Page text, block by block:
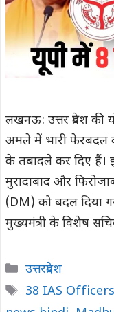
लखनऊ: उत्तर प्रदेश की
अमले में भारी फेरबदल
के तबादले कर दिए हैं।
मुरादाबाद और
(DM) को बदल दिया
मुख्यमंत्री के विशेष
Categories
उत्तरप्रदेश
Tags
38 IAS